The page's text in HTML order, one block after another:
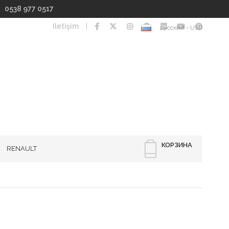
977 0517
İletişim русский - USD
КОРЗИНА
RENAULT